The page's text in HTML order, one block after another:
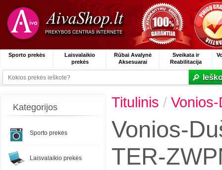
Sporto prekės
Laisvalaikio
prekės
Rūbai Avalynė
Aksesuarai
Sveikata ir
Reabilitacija
Kategorijos
Sporto prekės
Laisvalaikio prekės
Titulinis /
Vonios-
TER-